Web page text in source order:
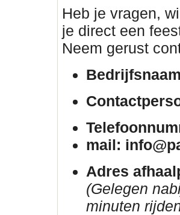
Heb je vragen,
je direct een
Neem gerust
mail:
Adres
(Gelegen
minuten